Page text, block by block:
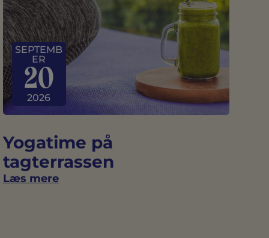
SEPTEMB
ER
20
2026
Yogatime på
tagterrassen
Læs mere